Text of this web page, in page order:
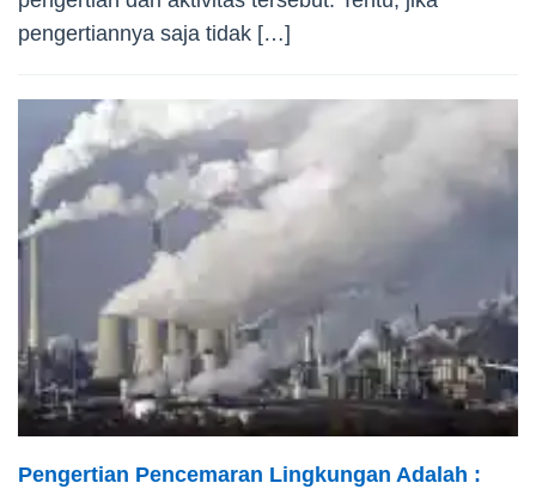
pengertiannya saja tidak […]
Pengertian Pencemaran Lingkungan Adalah :